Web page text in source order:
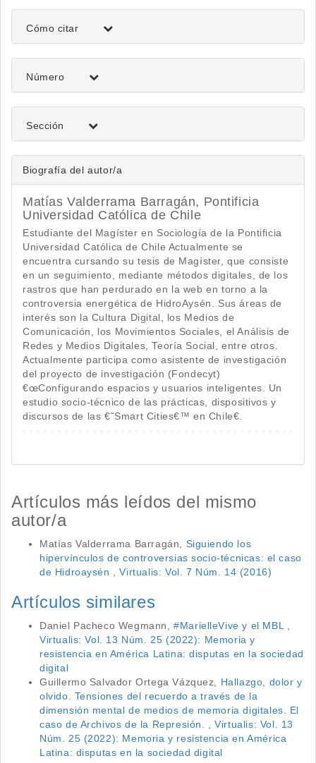
Detalles
del
artículo
Cómo citar
Número
Sección
Biografía del autor/a
Matías Valderrama Barragán, Pontificia
Universidad Católica de Chile
Estudiante del Magíster en Sociología de la Pontificia
Universidad Católica de Chile Actualmente se
encuentra cursando su tesis de Magíster, que consiste
en un seguimiento, mediante métodos digitales, de los
rastros que han perdurado en la web en torno a la
controversia energética de HidroAysén. Sus áreas de
interés son la Cultura Digital, los Medios de
Comunicación, los Movimientos Sociales, el Análisis de
Redes y Medios Digitales, Teoría Social, entre otros.
Actualmente participa como asistente de investigación
del proyecto de investigación (Fondecyt)
€œConfigurando espacios y usuarios inteligentes. Un
estudio socio-técnico de las prácticas, dispositivos y
discursos de las €˜Smart Cities€™ en Chile€.
Artículos más leídos del mismo
autor/a
Matías Valderrama Barragán, Siguiendo los
hipervínculos de controversias socio-técnicas: el caso
de Hidroaysén
,Virtualis: Vol. 7 Núm. 14 (2016)
Artículos similares
Daniel Pacheco Wegmann,#MarielleVive y el MBL
Virtualis: Vol. 13 Núm. 25 (2022): Memoria y
resistencia en América Latina: disputas en la sociedad
digital
Guillermo Salvador Ortega Vázquez, Hallazgo, dolor y
olvido. Tensiones del recuerdo a través de la
dimensión mental de medios de memoria digitales. El
caso de Archivos de la Represión.
,Virtualis: Vol. 13
Núm. 25 (2022): Memoria y resistencia en América
Latina: disputas en la sociedad digital